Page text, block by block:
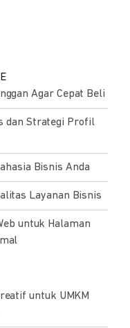
Agar Cepat Beli
dan Strategi Profil
Bisnis Anda
Layanan Bisnis
untuk Halaman
untuk UMKM